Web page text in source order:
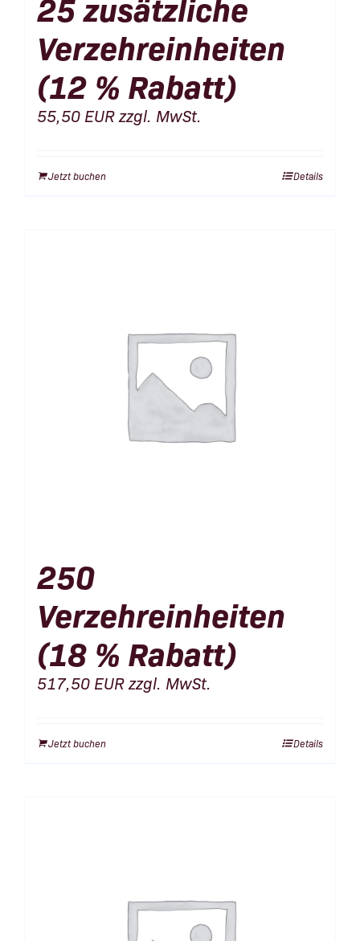
Verzehreinheiten
(12 % Rabatt)
55,50 EURzzgl. MwSt.
Jetzt buchen Details
250
Verzehreinheiten
(18 % Rabatt)
517,50 EURzzgl. MwSt.
Jetzt buchen Details